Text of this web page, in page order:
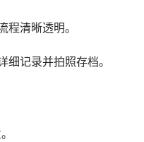
清晰透明。
记录并拍照存档。